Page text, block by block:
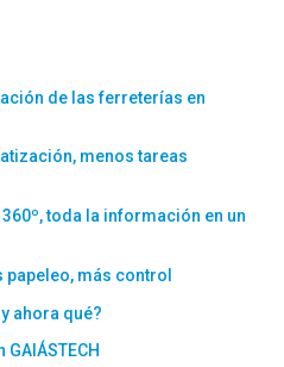
de las ferreterías en
menos tareas
toda la información en un
papeleo, más control
ahora qué?